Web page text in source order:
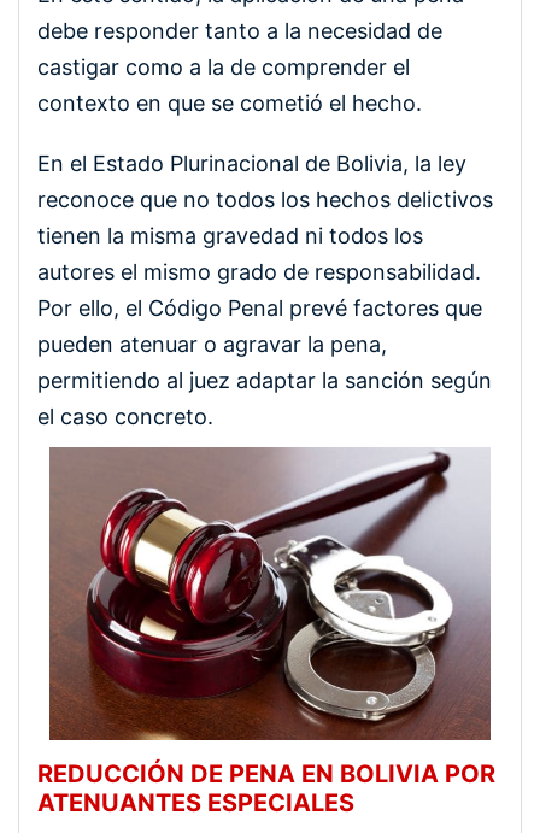
debe responder tanto a la necesidad de
castigar como a la de comprender el
contexto en que se cometió el hecho.
En el Estado Plurinacional de Bolivia, la ley
reconoce que no todos los hechos delictivos
tienen la misma gravedad ni todos los
autores el mismo grado de responsabilidad.
Por ello, el Código Penal prevé factores que
pueden atenuar o agravar la pena,
permitiendo al juez adaptar la sanción según
el caso concreto.
REDUCCIÓN DE PENA EN BOLIVIA POR
ATENUANTES ESPECIALES